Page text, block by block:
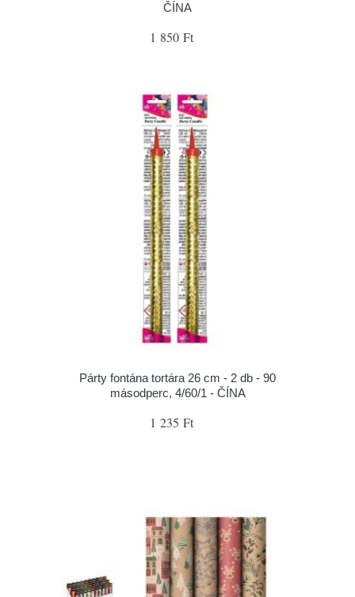
ČÍNA
1 850 Ft
Párty fontána tortára 26 cm - 2 db - 90
másodperc, 4/60/1 - ČÍNA
1 235 Ft